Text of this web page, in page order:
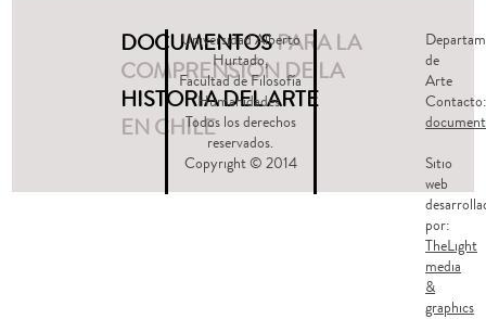
DOCUMENTOSPARA LA
COMPRENSIÓN DE LA
HISTORIA DEL ARTE
EN CHILE
Universidad Alberto
Hurtado,
Facultad de Filosofía
Humanidades.
Todos los derechos
reservados.
Copyright © 2014
de
Arte
Sitio
web
por:
TheLight
media
&
graphics